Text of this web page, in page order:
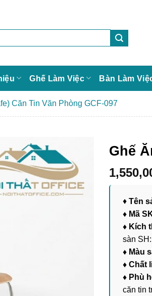
Ghế Làm Việc Bàn Làm
Căn Tin Văn Phòng GCF-097
Ghế
♦ Tên
♦ Mã
♦ Kích
sàn
♦ Màu
♦ Chất
♦ Phù
căn tin